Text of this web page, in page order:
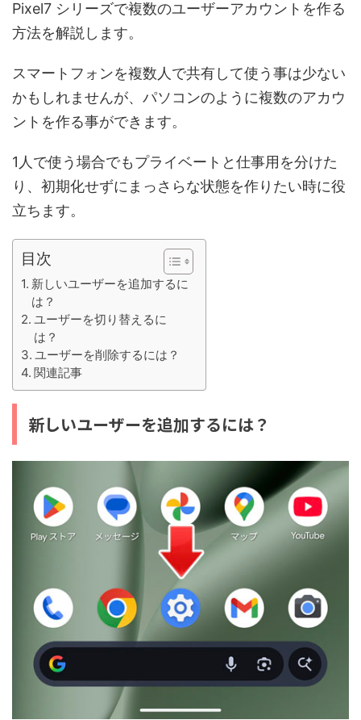
Pixel7 シリーズで複数のユーザーアカウントを作る
方法を解説します。
スマートフォンを複数人で共有して使う事は少ない
かもしれませんが、パソコンのように複数のアカウ
ントを作る事ができます。
1人で使う場合でもプライベートと仕事用を分けた
り、初期化せずにまっさらな状態を作りたい時に役
立ちます。
目次
新しいユーザーを追加するに
は？
ユーザーを切り替えるに
は？
ユーザーを削除するには？
関連記事
新しいユーザーを追加するには？